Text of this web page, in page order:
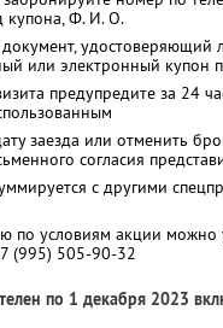
купона, Ф. И. О.
удостоверяющий
или электронный купон
предупредите за 24
заезда или отменить
согласия
с другими
по условиям акции можно
(995) 505-90-32
по 1 декабря 2023